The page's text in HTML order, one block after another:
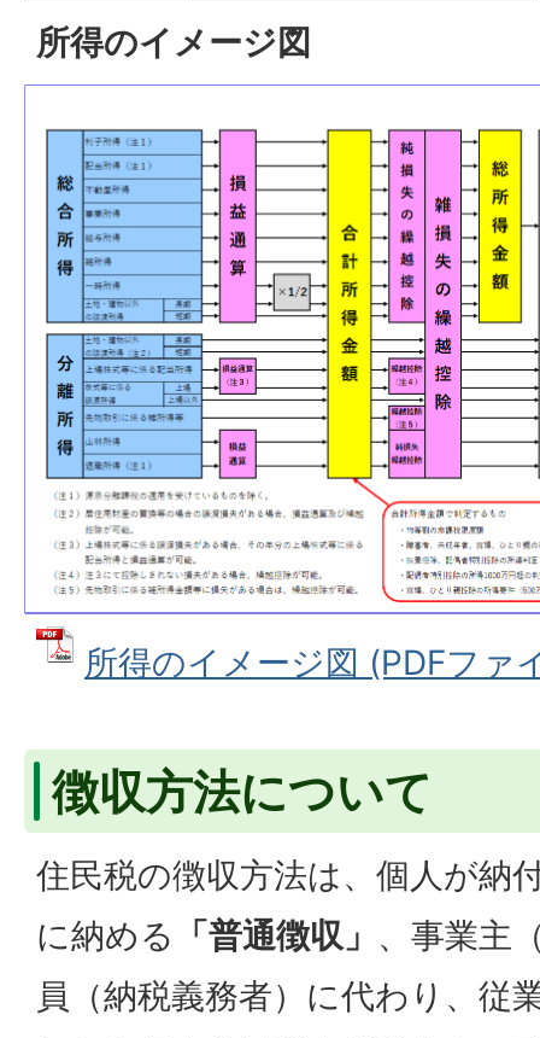
所得のイメージ図
所得のイメージ図 (PDFファ
徴収方法について
住民税の徴収方法は、個人が納
に納める 「普通徴収」 、事業主
員（納税義務者）に代わり、従